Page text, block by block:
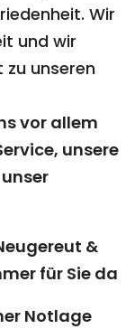
Wir
und wir
zu unseren
vor allem
unsere
&
für Sie da
Notlage